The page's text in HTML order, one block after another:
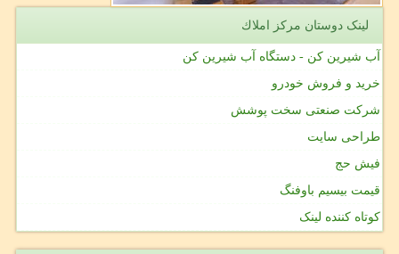
لینک دوستان مركز املاك
آب شیرین کن - دستگاه آب شیرین کن
خرید و فروش خودرو
شرکت صنعتی سخت پوشش
طراحی سایت
فیش حج
قیمت بیسیم باوفنگ
کوتاه کننده لینک